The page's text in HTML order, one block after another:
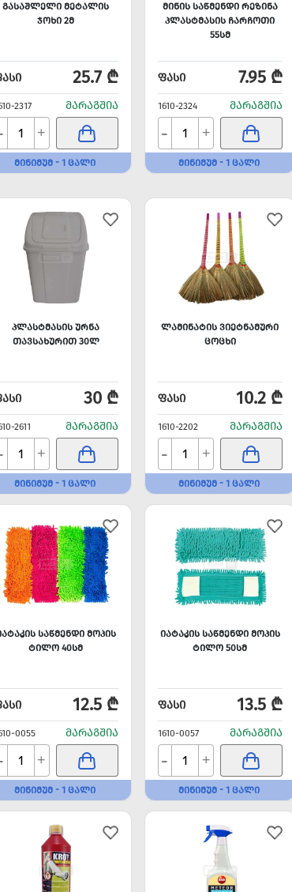
ᲒᲐᲡᲐᲨᲚᲔᲚᲘ ᲛᲔᲢᲐᲚᲘᲡ
ᲯᲝᲮᲘ 2Მ
25.7 ₾
2317 ᲛᲐᲠᲐᲒᲨᲘᲐ
+
ᲛᲘᲜᲘᲛᲣᲛ - 1 ᲪᲐᲚᲘ
ᲛᲘᲜᲘᲡ ᲡᲐᲬᲛᲔᲜᲓᲘ ᲠᲔᲖᲘᲜᲐ
ᲞᲚᲐᲡᲢᲛᲐᲡᲘᲡ ᲩᲐᲠᲩᲝᲗᲘ
55ᲡᲛ
ᲤᲐᲡᲘ 7.95 ₾
1610-2324 ᲛᲐᲠᲐᲒᲨᲘᲐ
- +
ᲛᲘᲜᲘᲛᲣᲛ - 1 ᲪᲐᲚᲘ
ᲞᲚᲐᲡᲢᲛᲐᲡᲘᲡ ᲣᲠᲜᲐ
ᲗᲐᲕᲡᲐᲮᲣᲠᲘᲗ 30Ლ
30 ₾
2611 ᲛᲐᲠᲐᲒᲨᲘᲐ
+
ᲛᲘᲜᲘᲛᲣᲛ - 1 ᲪᲐᲚᲘ
ᲚᲐᲛᲘᲜᲐᲢᲘᲡ ᲕᲘᲔᲢᲜᲐᲛᲣᲠᲘ
ᲪᲝᲪᲮᲘ
ᲤᲐᲡᲘ 10.2 ₾
1610-2202 ᲛᲐᲠᲐᲒᲨᲘᲐ
- +
ᲛᲘᲜᲘᲛᲣᲛ - 1 ᲪᲐᲚᲘ
ᲡᲐᲬᲛᲔᲜᲓᲘ ᲛᲝᲞᲘᲡ
ᲢᲘᲚᲝ 40ᲡᲛ
12.5 ₾
0055 ᲛᲐᲠᲐᲒᲨᲘᲐ
+
ᲛᲘᲜᲘᲛᲣᲛ - 1 ᲪᲐᲚᲘ
ᲘᲐᲢᲐᲙᲘᲡ ᲡᲐᲬᲛᲔᲜᲓᲘ ᲛᲝᲞᲘᲡ
ᲢᲘᲚᲝ 50ᲡᲛ
ᲤᲐᲡᲘ 13.5 ₾
1610-0057 ᲛᲐᲠᲐᲒᲨᲘᲐ
- +
ᲛᲘᲜᲘᲛᲣᲛ - 1 ᲪᲐᲚᲘ